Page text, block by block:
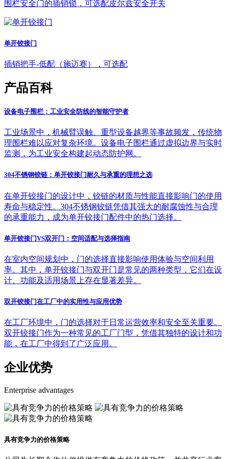
围栏安全门的插销锁，可选配皮尔兹安全开关
单开铰接门
插销把手-低配（施迈赛），可选配
产品百科
设备电子围栏：工业安全防线的智能守护者
工业场景中，机械臂误触、重型设备越界等事故频发，传统物
理围栏难以应对复杂环境。设备电子围栏通过虚拟边界与实时
监测，为工业安全构建起动态防护网。
304不锈钢铰链：单开铰接门耐久与承重的理想之选
在单开铰接门的设计中，铰链的材质与性能直接影响门的使用
寿命与稳定性。304不锈钢铰链凭借其强大的耐腐蚀性与合理
的承重能力，成为单开铰接门配件中的热门选择。
单开铰接门VS双开门：空间适配与选择指南
在室内空间规划中，门的选择直接影响使用体验与空间利用
率。其中，单开铰接门与双开门是常见的两种类型，它们在设
计、功能及适用场景上存在显著差异。
双开铰接门在工厂中的实用性与应用优势
在工厂环境中，门的选择对于日常运营效率和安全至关重要。
双开铰接门作为一种常见的工厂门型，凭借其独特的设计和功
能，在工厂中得到了广泛应用。
企业优势
Enterprise advantages
具有竞争力的价格策略